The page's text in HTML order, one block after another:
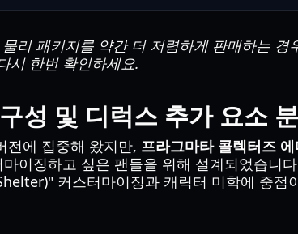
리 패키지를 약간 더 저렴하게 판매하는
시 한번 확인하세요.
성 및 디럭스 추가 요소
전에 집중해 왔지만, 프라그마타 콜렉터즈
이징하고 싶은 팬들을 위해 설계되었습니
커스터마이징과 캐릭터 미학에 중점